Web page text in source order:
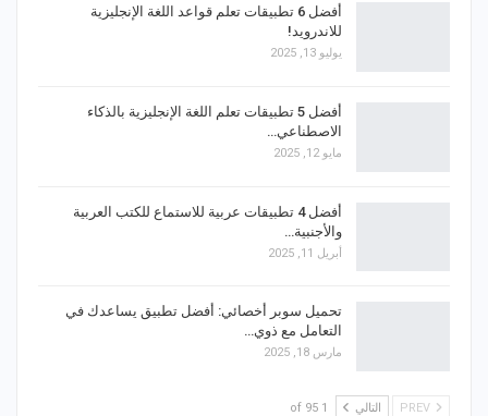
أفضل 6 تطبيقات تعلم قواعد اللغة الإنجليزية
للاندرويد!
يوليو 13, 2025
أفضل 5 تطبيقات تعلم اللغة الإنجليزية بالذكاء
الاصطناعي…
مايو 12, 2025
أفضل 4 تطبيقات عربية للاستماع للكتب العربية
والأجنبية…
أبريل 11, 2025
تحميل سوبر أخصائي: أفضل تطبيق يساعدك في
التعامل مع ذوي…
مارس 18, 2025
التالي 1 of 95